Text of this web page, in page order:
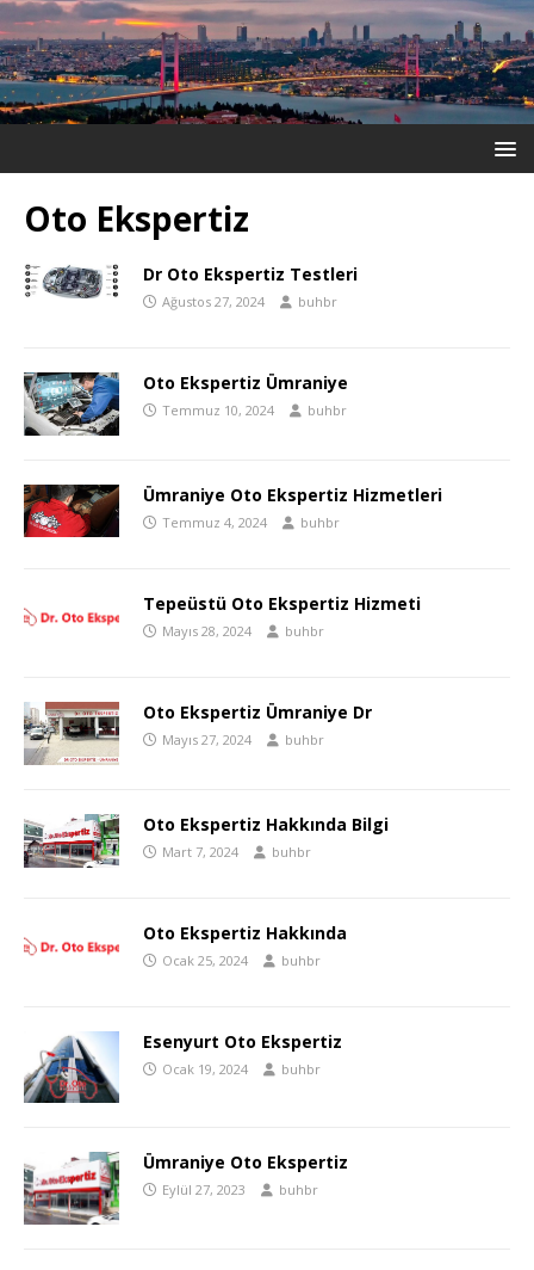
Oto Ekspertiz
Dr Oto Ekspertiz Testleri
Ağustos 27, 2024 buhbr
Oto Ekspertiz Ümraniye
Temmuz 10, 2024 buhbr
Ümraniye Oto Ekspertiz Hizmetleri
Temmuz 4, 2024 buhbr
Tepeüstü Oto Ekspertiz Hizmeti
Mayıs 28, 2024 buhbr
Oto Ekspertiz Ümraniye Dr
Mayıs 27, 2024 buhbr
Oto Ekspertiz Hakkında Bilgi
Mart 7, 2024 buhbr
Oto Ekspertiz Hakkında
Ocak 25, 2024 buhbr
Esenyurt Oto Ekspertiz
Ocak 19, 2024 buhbr
Ümraniye Oto Ekspertiz
Eylül 27, 2023 buhbr